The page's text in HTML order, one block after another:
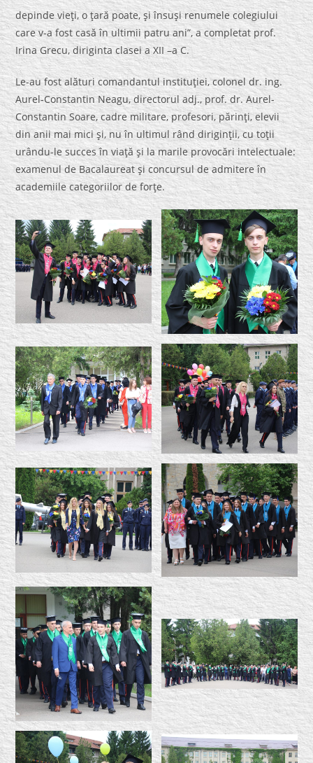
depinde vieţi, o ţară poate, şi însuşi renumele colegiului
care v-a fost casă în ultimii patru ani”, a completat prof.
Irina Grecu, diriginta clasei a XII –a C.
Le-au fost alături comandantul instituţiei, colonel dr. ing.
Aurel-Constantin Neagu, directorul adj., prof. dr. Aurel-
Constantin Soare, cadre militare, profesori, părinţi, elevii
din anii mai mici şi, nu în ultimul rând diriginţii, cu toţii
urându-le succes în viaţă şi la marile provocări intelectuale:
examenul de Bacalaureat şi concursul de admitere în
academiile categoriilor de forţe.